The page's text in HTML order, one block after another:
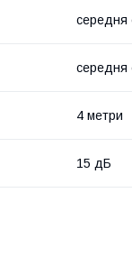
середня
середня
4 метри
15 дБ